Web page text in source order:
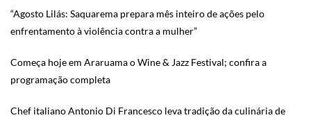
“Agosto Lilás: Saquarema prepara mês inteiro de ações pelo
enfrentamento à violência contra a mulher”
Começa hoje em Araruama o Wine & Jazz Festival; confira a
programação completa
Chef italiano Antonio Di Francesco leva tradição da culinária de